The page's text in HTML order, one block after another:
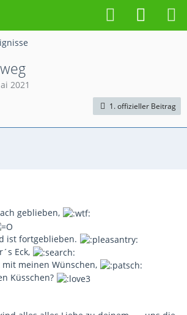
2021
1. offizieller Beitrag
geblieben,
ist fortgeblieben.
Eck,
meinen Wünschen,
Küsschen?